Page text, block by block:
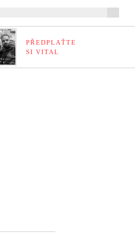
PŘEDPLAŤTE
SI VITAL